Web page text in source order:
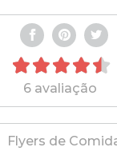
6 avaliação
Flyers de